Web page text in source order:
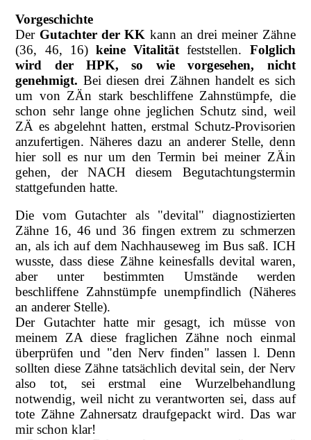
Vorgeschichte
Der Gutachter der KK kann an drei meiner Zähne
(36, 46, 16) keine Vitalitätfeststellen. Folglich
wird der HPK, so wie vorgesehen, nicht
genehmigt. Bei diesen drei Zähnen handelt es sich
um von ZÄn stark beschliffene Zahnstümpfe, die
schon sehr lange ohne jeglichen Schutz sind, weil
ZÄ es abgelehnt hatten, erstmal Schutz-Provisorien
anzufertigen. Näheres dazu an anderer Stelle, denn
hier soll es nur um den Termin bei meiner ZÄin
gehen, der NACH diesem Begutachtungstermin
stattgefunden hatte.
Die vom Gutachter als "devital" diagnostizierten
Zähne 16, 46 und 36 fingen extrem zu schmerzen
an, als ich auf dem Nachhauseweg im Bus saß. ICH
wusste, dass diese Zähne keinesfalls devital waren,
aber unter bestimmten Umstände werden
beschliffene Zahnstümpfe unempfindlich (Näheres
an anderer Stelle).
Der Gutachter hatte mir gesagt, ich müsse von
meinem ZA diese fraglichen Zähne noch einmal
überprüfen und "den Nerv finden" lassen l. Denn
sollten diese Zähne tatsächlich devital sein, der Nerv
also tot, sei erstmal eine Wurzelbehandlung
notwendig, weil nicht zu verantworten sei, dass auf
tote Zähne Zahnersatz draufgepackt wird. Das war
mir schon klar!